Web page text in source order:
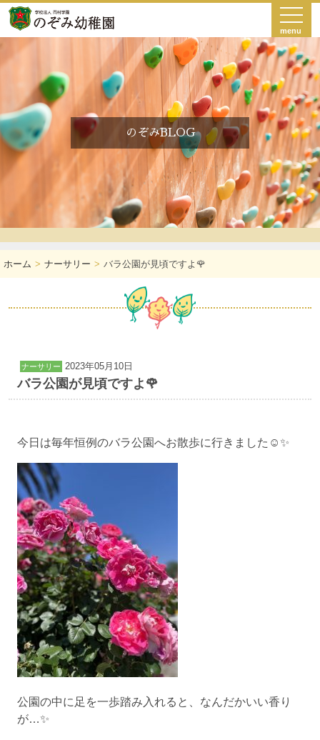
menu
のぞみBLOG
ホーム ナーサリー バラ公園が見頃ですよ🌹
ナーサリー 2023年05月10日
バラ公園が見頃ですよ🌹
今日は毎年恒例のバラ公園へお散歩に行きました☺️✨
公園の中に足を一歩踏み入れると、なんだかいい香り
が…✨